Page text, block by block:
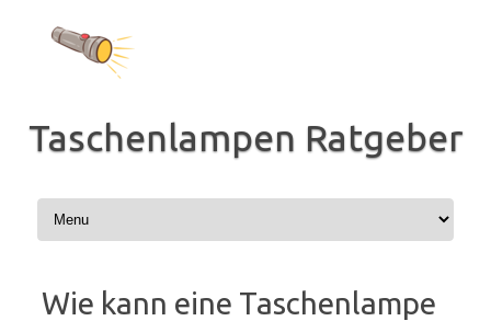
springen
Taschenlampen Ratgeber
Wie kann eine Taschenlampe